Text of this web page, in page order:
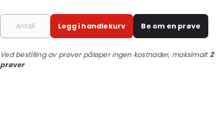
Legg i handlekurv Be om en prøve
Ved bestilling av prøver påløper ingen kostnader, maksimalt2
prøver